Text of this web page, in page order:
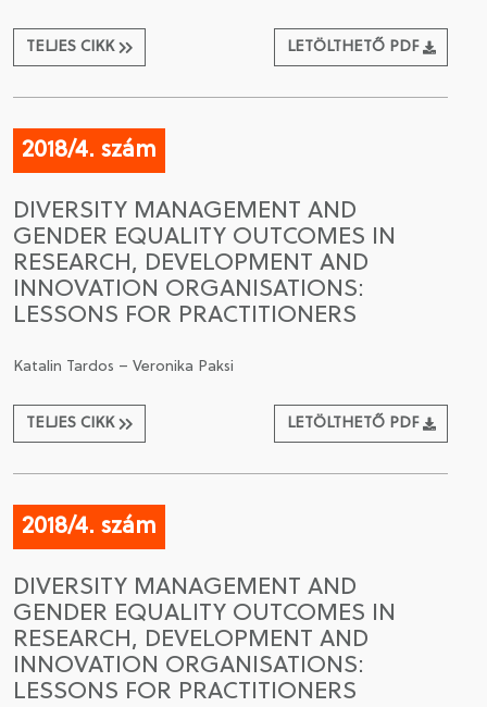
TELJES CIKK LETÖLTHETŐ PDF
2018/4. szám
DIVERSITY MANAGEMENT AND
GENDER EQUALITY OUTCOMES IN
RESEARCH, DEVELOPMENT AND
INNOVATION ORGANISATIONS:
LESSONS FOR PRACTITIONERS
Katalin Tardos – Veronika Paksi
TELJES CIKK LETÖLTHETŐ PDF
2018/4. szám
DIVERSITY MANAGEMENT AND
GENDER EQUALITY OUTCOMES IN
RESEARCH, DEVELOPMENT AND
INNOVATION ORGANISATIONS:
LESSONS FOR PRACTITIONERS